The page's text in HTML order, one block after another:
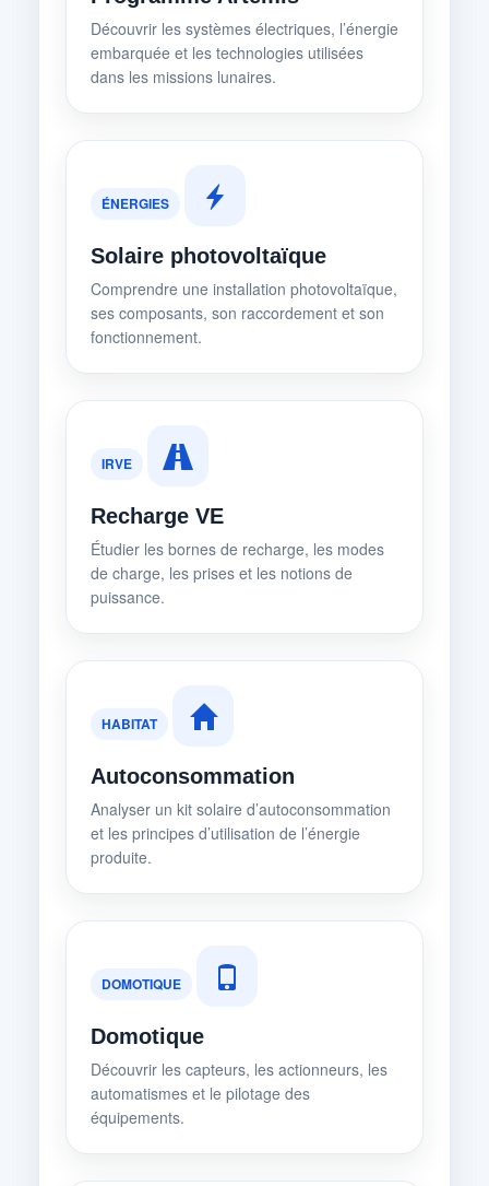
Découvrir les systèmes électriques, l’énergie
embarquée et les technologies utilisées
dans les missions lunaires.
ÉNERGIES
Solaire photovoltaïque
Comprendre une installation photovoltaïque,
ses composants, son raccordement et son
fonctionnement.
IRVE
Recharge VE
Étudier les bornes de recharge, les modes
de charge, les prises et les notions de
puissance.
HABITAT
Autoconsommation
Analyser un kit solaire d’autoconsommation
et les principes d’utilisation de l’énergie
produite.
DOMOTIQUE
Domotique
Découvrir les capteurs, les actionneurs, les
automatismes et le pilotage des
équipements.